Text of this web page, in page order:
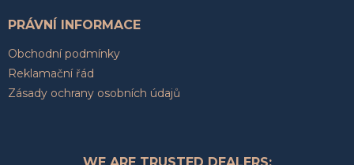
PRÁVNÍ INFORMACE
Obchodní podmínky
Reklamační řád
Zásady ochrany osobních údajů
WE ARE TRUSTED DEALERS: